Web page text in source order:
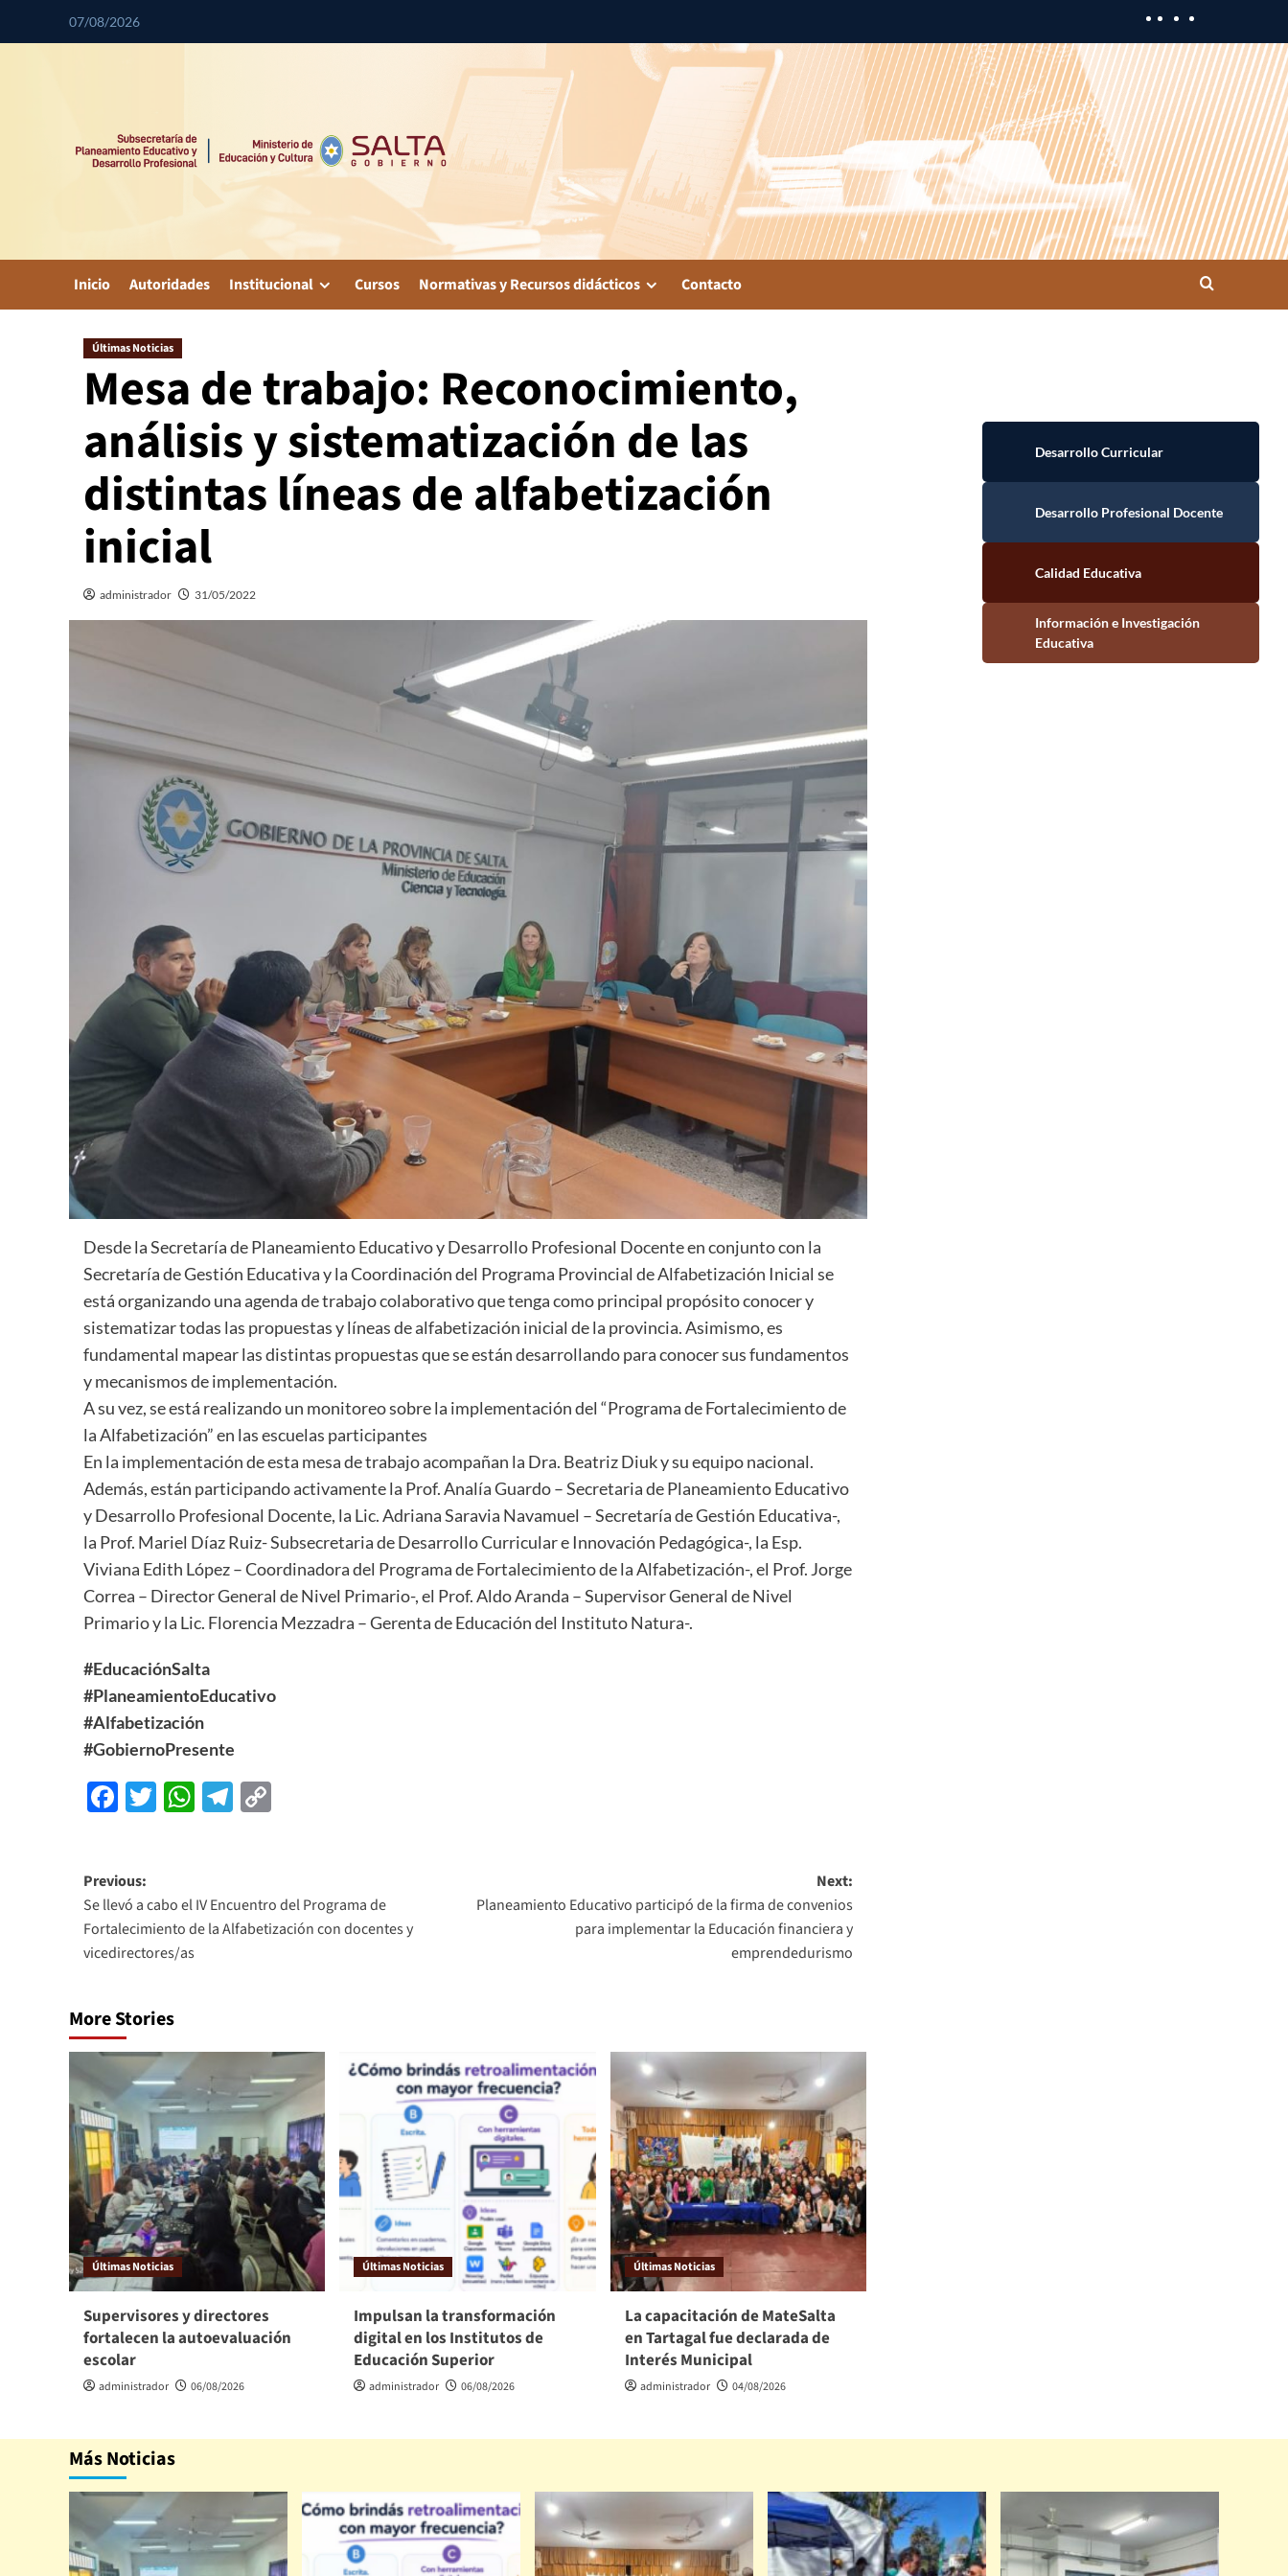
07/08/2026
Inicio Autoridades Institucional Cursos Normativas y Recursos didácticos Contacto
Últimas Noticias
Mesa de trabajo: Reconocimiento,
análisis y sistematización de las
distintas líneas de alfabetización
inicial
administrador 31/05/2022
Desde la Secretaría de Planeamiento Educativo y Desarrollo Profesional Docente en conjunto con la
Secretaría de Gestión Educativa y la Coordinación del Programa Provincial de Alfabetización Inicial se
está organizando una agenda de trabajo colaborativo que tenga como principal propósito conocer y
sistematizar todas las propuestas y líneas de alfabetización inicial de la provincia. Asimismo, es
fundamental mapear las distintas propuestas que se están desarrollando para conocer sus fundamentos
y mecanismos de implementación.
A su vez, se está realizando un monitoreo sobre la implementación del “Programa de Fortalecimiento de
la Alfabetización” en las escuelas participantes
En la implementación de esta mesa de trabajo acompañan la Dra. Beatriz Diuk y su equipo nacional.
Además, están participando activamente la Prof. Analía Guardo – Secretaria de Planeamiento Educativo
y Desarrollo Profesional Docente, la Lic. Adriana Saravia Navamuel – Secretaría de Gestión Educativa-,
la Prof. Mariel Díaz Ruiz- Subsecretaria de Desarrollo Curricular e Innovación Pedagógica-, la Esp.
Viviana Edith López – Coordinadora del Programa de Fortalecimiento de la Alfabetización-, el Prof. Jorge
Correa – Director General de Nivel Primario-, el Prof. Aldo Aranda – Supervisor General de Nivel
Primario y la Lic. Florencia Mezzadra – Gerenta de Educación del Instituto Natura-.
#EducaciónSalta
#PlaneamientoEducativo
#Alfabetización
#GobiernoPresente
Facebook
Twitter
WhatsApp
Telegram
Previous:
Se llevó a cabo el IV Encuentro del Programa de
Fortalecimiento de la Alfabetización con docentes y
vicedirectores/as
Next:
Planeamiento Educativo participó de la firma de convenios
para implementar la Educación financiera y
emprendedurismo
More Stories
Últimas Noticias
Supervisores y directores
fortalecen la autoevaluación
escolar
administrador 06/08/2026
Últimas Noticias
Impulsan la transformación
digital en los Institutos de
Educación Superior
administrador 06/08/2026
Últimas Noticias
La capacitación de MateSalta
en Tartagal fue declarada de
Interés Municipal
administrador 04/08/2026
Información e Investigación Educativa
Más Noticias